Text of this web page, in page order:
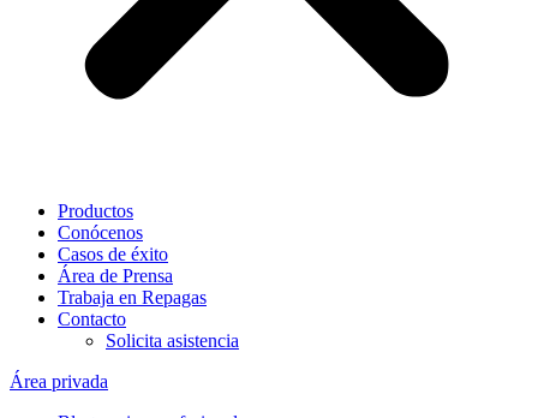
Productos
Conócenos
Casos de éxito
Área de Prensa
Trabaja en Repagas
Contacto
Solicita asistencia
Área privada